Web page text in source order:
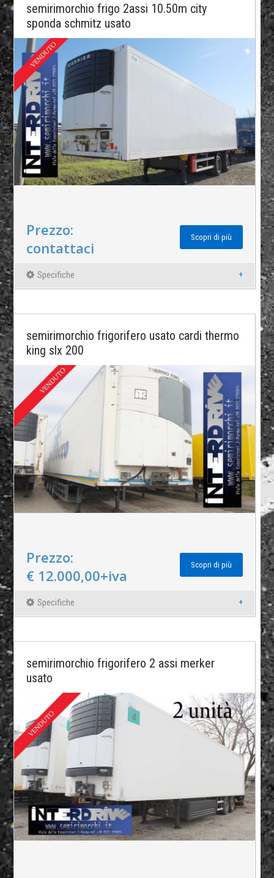
semirimorchio frigo 2assi 10.50m city
sponda schmitz usato
Prezzo:
contattaci
Scopri di più
Specifiche
semirimorchio frigorifero usato cardi thermo
king slx 200
Prezzo:
€ 12.000,00+iva
Scopri di più
Specifiche
semirimorchio frigorifero 2 assi merker
usato